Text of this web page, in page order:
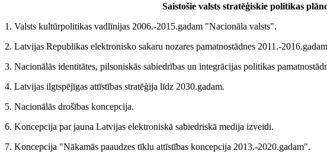
Saistošie valsts stratēģiskie politikas
1. Valsts kultūrpolitikas vadlīnijas 2006.-2015.gadam "Nacionāla valsts".
2. Latvijas Republikas elektronisko sakaru nozares pamatnostādnes 2011.-
3. Nacionālās identitātes, pilsoniskās sabiedrības un integrācijas politikas
4. Latvijas ilgtspējīgas attīstības stratēģija līdz 2030.gadam.
5. Nacionālās drošības koncepcija.
6. Koncepcija par jauna Latvijas elektroniskā sabiedriskā medija izveidi.
7. Koncepcija "Nākamās paaudzes tīklu attīstības koncepcija 2013.-2020.gadam".